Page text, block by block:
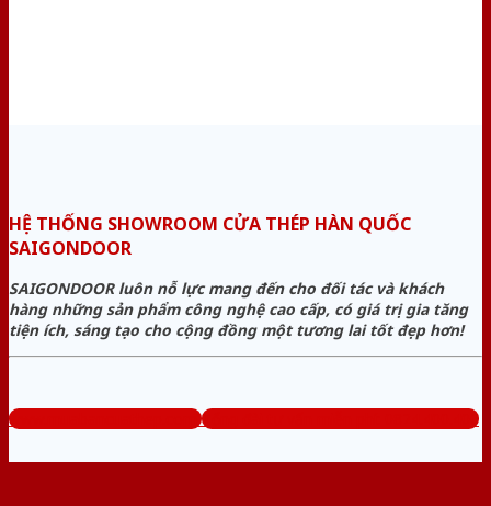
HỆ THỐNG SHOWROOM CỬA THÉP HÀN QUỐC
SAIGONDOOR
SAIGONDOOR luôn nỗ lực mang đến cho đối tác và khách
hàng những sản phẩm công nghệ cao cấp, có giá trị gia tăng
tiện ích, sáng tạo cho cộng đồng một tương lai tốt đẹp hơn!
www.muabancuathep.com Tổng đài tư vấn miễn phí: 0824.400.400